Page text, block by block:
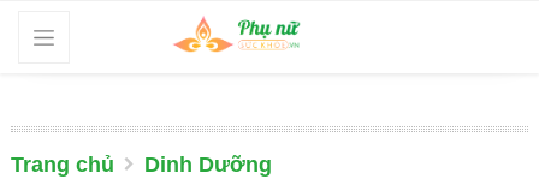
Trang chủ Dinh Dưỡng